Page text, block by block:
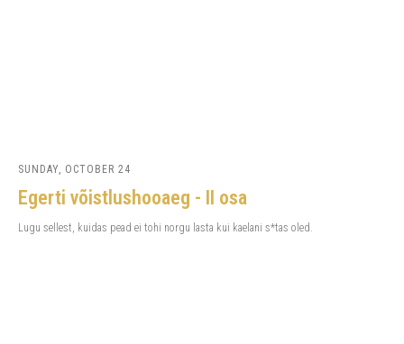
SUNDAY, OCTOBER 24
Egerti võistlushooaeg - II osa
Lugu sellest, kuidas pead ei tohi norgu lasta kui kaelani s*tas oled.